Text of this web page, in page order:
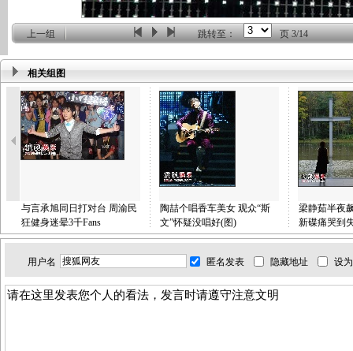
上一组 跳转至： 页3/14
相关组图
与言承旭同日打对台 周渝民
狂健身迷晕3千Fans
陶喆个唱香车美女 观众“斯
文”怀疑没唱好(图)
梁静茹半夜
新碟痛哭到
用户名 匿名发表 隐藏地址 设